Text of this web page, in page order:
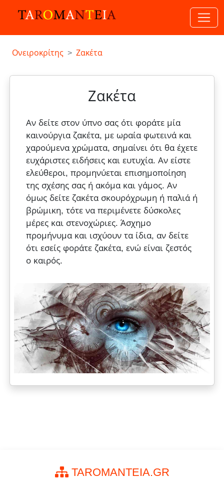
Ονειροκρίτης Ζακέτα
Ζακέτα
Αν δείτε στον ύπνο σας ότι φοράτε μία
καινούργια ζακέτα, με ωραία φωτεινά και
χαρούμενα χρώματα, σημαίνει ότι θα έχετε
ευχάριστες ειδήσεις και ευτυχία. Αν είστε
ελεύθεροι, προμηνύεται επισημοποίηση
της σχέσης σας ή ακόμα και γάμος. Αν
όμως δείτε ζακέτα σκουρόχρωμη ή παλιά ή
βρώμικη, τότε να περιμένετε δύσκολες
μέρες και στενοχώριες. Άσχημο
προμήνυμα και ισχύουν τα ίδια, αν δείτε
ότι εσείς φοράτε ζακέτα, ενώ είναι ζεστός
ο καιρός.
TAROMANTEIA.GR